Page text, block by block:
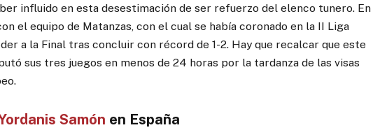
influido en esta desestimación de ser refuerzo del elenco tunero. En
el equipo de Matanzas, con el cual se había coronado en la II Liga
a la Final tras concluir con récord de 1-2. Hay que recalcar que este
sus tres juegos en menos de 24 horas por la tardanza de las visas
Samón en España